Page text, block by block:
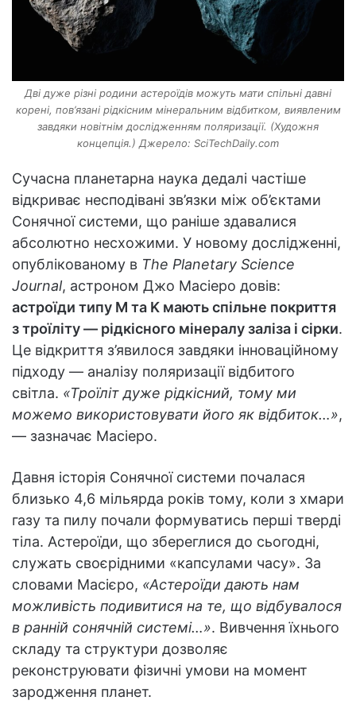
Дві дуже різні родини астероїдів можуть мати спільні давні
корені, пов’язані рідкісним мінеральним відбитком, виявленим
завдяки новітнім дослідженням поляризації. (Художня
концепція.) Джерело: SciTechDaily.com
Сучасна планетарна наука дедалі частіше
відкриває несподівані зв’язки між об’єктами
Сонячної системи, що раніше здавалися
абсолютно несхожими. У новому дослідженні,
опублікованому в The Planetary Science
Journal, астроном Джо Масіеро довів:
астроїди типу M та K мають спільне покриття
з троїліту — рідкісного мінералу заліза і сірки.
Це відкриття з’явилося завдяки інноваційному
підходу — аналізу поляризації відбитого
світла. «Троїліт дуже рідкісний, тому ми
можемо використовувати його як відбиток…»,
— зазначає Масіеро.
Давня історія Сонячної системи почалася
близько 4,6 мільярда років тому, коли з хмари
газу та пилу почали формуватись перші тверді
тіла. Астероїди, що збереглися до сьогодні,
служать своєрідними «капсулами часу». За
словами Масієро, «Астероїди дають нам
можливість подивитися на те, що відбувалося
в ранній сонячній системі…». Вивчення їхнього
складу та структури дозволяє
реконструювати фізичні умови на момент
зародження планет.